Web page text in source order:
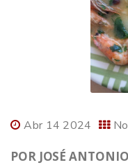
Abr 14 2024
POR JOSÉ